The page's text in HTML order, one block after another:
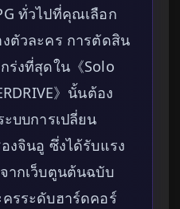
ทั่วไปที่คุณเลือก
ตัวละคร การตัดสิน
ร่งที่สุดใน《Solo
》นั้นต้อง
บบการเปลี่ยน
งจินอู ซึ่งได้รับแรง
ากเว็บตูนต้นฉบับ
รระดับฮาร์ดคอร์